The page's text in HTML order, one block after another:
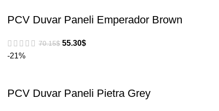
PCV Duvar Paneli Emperador Brown
70.15$ 55.30$
-21%
PCV Duvar Paneli Pietra Grey